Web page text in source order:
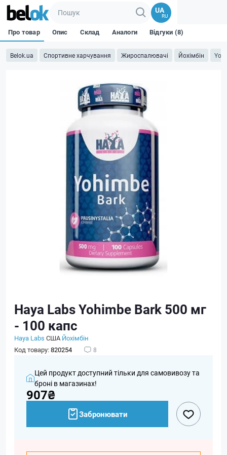
UA
RU
Belok.ua Спортивне харчування Жироспалювачі Йохімбін
Про товар Опис Склад Аналоги Відгуки (8)
Haya Labs Yohimbe Bark 500 мг
- 100 капс
Haya Labs США Йохімбін
Код товару:820254 8
Цей продукт доступний тільки для самовивозу та
броні в магазинах!
907₴
Забронювати